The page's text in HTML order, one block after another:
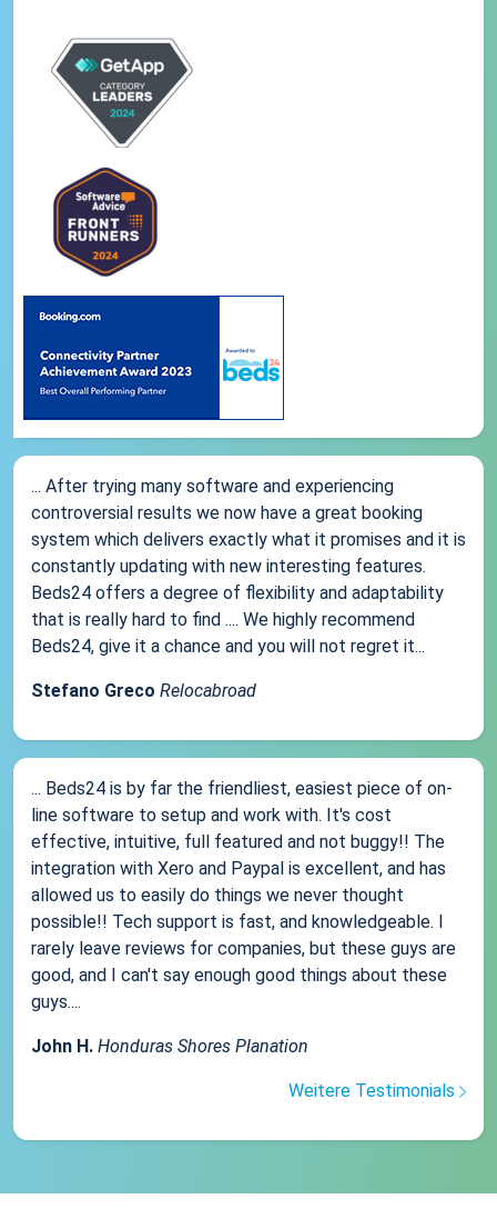
... After trying many software and experiencing
controversial results we now have a great booking
system which delivers exactly what it promises and it is
constantly updating with new interesting features.
Beds24 offers a degree of flexibility and adaptability
that is really hard to find .... We highly recommend
Beds24, give it a chance and you will not regret it...
Stefano Greco Relocabroad
... Beds24 is by far the friendliest, easiest piece of on-
line software to setup and work with. It's cost
effective, intuitive, full featured and not buggy!! The
integration with Xero and Paypal is excellent, and has
allowed us to easily do things we never thought
possible!! Tech support is fast, and knowledgeable. I
rarely leave reviews for companies, but these guys are
good, and I can't say enough good things about these
guys....
John H. Honduras Shores Planation
Weitere Testimonials